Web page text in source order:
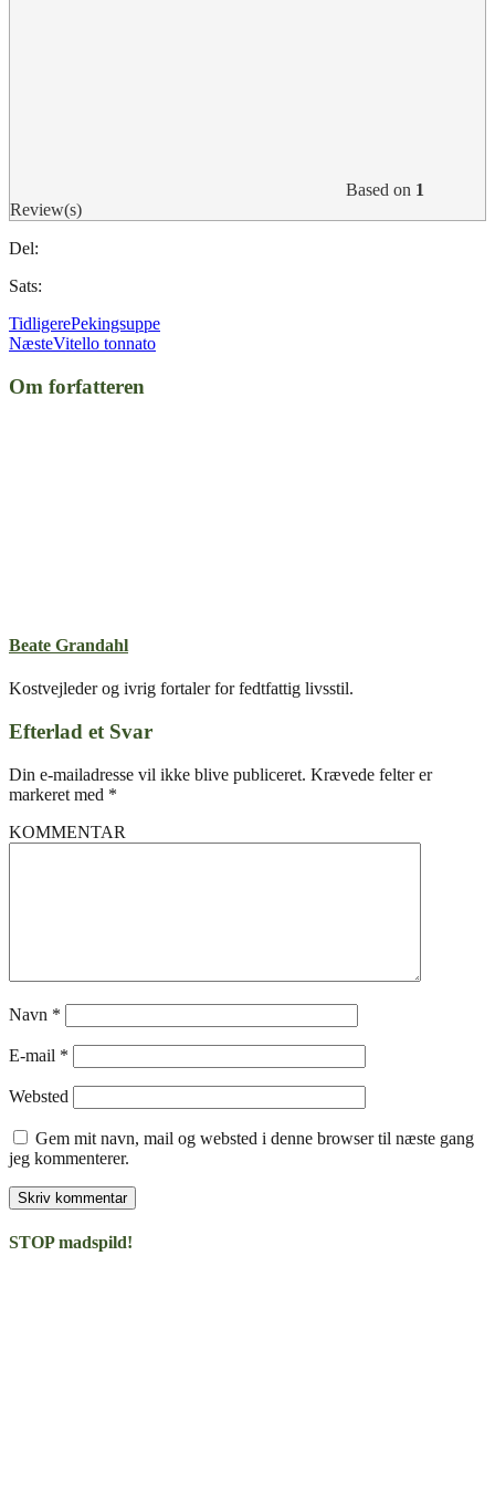
Based on 1
Review(s)
Del:
Sats:
TidligerePekingsuppe
NæsteVitello tonnato
Om forfatteren
Beate Grandahl
Kostvejleder og ivrig fortaler for fedtfattig livsstil.
Efterlad et Svar
Din e-mailadresse vil ikke blive publiceret. Krævede felter er
markeret med *
KOMMENTAR
Navn *
E-mail *
Websted
Gem mit navn, mail og websted i denne browser til næste gang
jeg kommenterer.
STOP madspild!